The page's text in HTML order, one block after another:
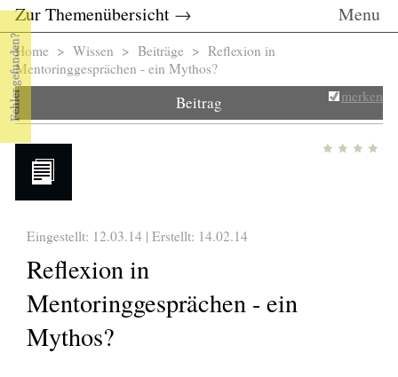
Zur Themenübersicht → Menu
Sie sind hier
Home > Wissen > Beiträge > Reflexion in
Mentoringgesprächen - ein Mythos?
Beitrag merken
Eingestellt: 12.03.14 | Erstellt: 14.02.14
Reflexion in
Mentoringgesprächen - ein
Mythos?